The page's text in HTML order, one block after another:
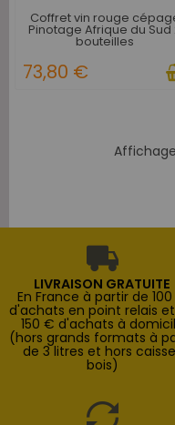
Coffret vin rouge
Pinotage Afrique du Sud
bouteilles
73,80 €
LIVRAISON GRATUITE
En France à partir de
d'achats en point relais
150 € d'achats à
(hors grands formats à
de 3 litres et hors
bois)